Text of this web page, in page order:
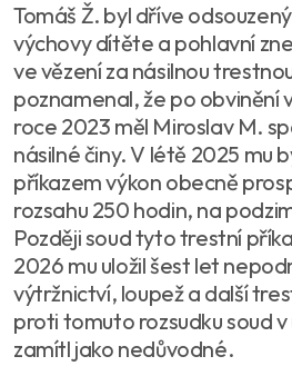
Tomáš Ž. byl dříve
výchovy dítěte a pohlavní
ve vězení za násilnou
poznamenal, že po obvinění
roce 2023 měl Miroslav M.
násilné činy. V létě 2025 mu
příkazem výkon obecně
rozsahu 250 hodin, na
Později soud tyto trestní
2026 mu uložil šest let
výtržnictví, loupež a další
proti tomuto rozsudku soud
zamítl jako nedůvodné.